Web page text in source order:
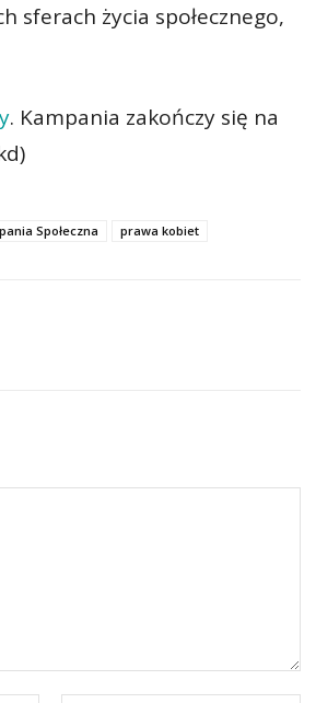
sferach życia społecznego,
. Kampania zakończy się na
Społeczna prawa kobiet